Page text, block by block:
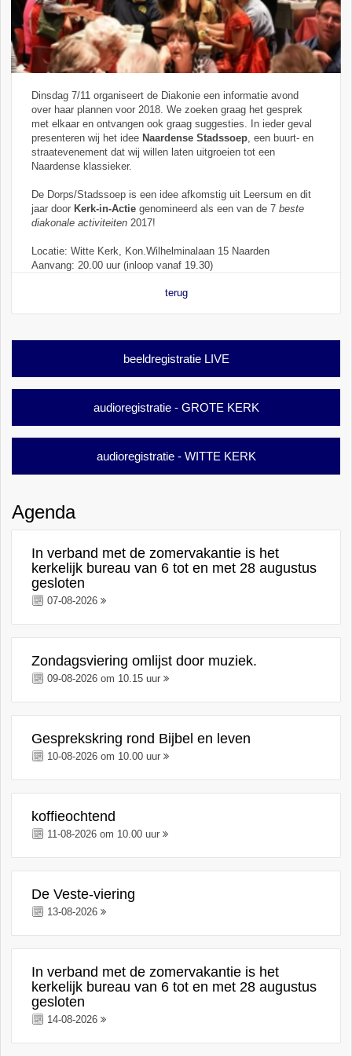
Dinsdag 7/11 organiseert de Diakonie een informatie avond
over haar plannen voor 2018. We zoeken graag het gesprek
met elkaar en ontvangen ook graag suggesties. In ieder geval
presenteren wij het idee Naardense Stadssoep, een buurt- en
straatevenement dat wij willen laten uitgroeien tot een
Naardense klassieker.
De Dorps/Stadssoep is een idee afkomstig uit Leersum en dit
jaar door Kerk-in-Actie genomineerd als een van de 7beste
diakonale activiteiten 2017!
Locatie: Witte Kerk, Kon.Wilhelminalaan 15 Naarden
Aanvang: 20.00 uur (inloop vanaf 19.30)
terug
beeldregistratie LIVE
audioregistratie - GROTE KERK
audioregistratie - WITTE KERK
Agenda
In verband met de zomervakantie is het
kerkelijk bureau van 6 tot en met 28 augustus
gesloten
07-08-2026
Zondagsviering omlijst door muziek.
09-08-2026 om 10.15 uur
Gesprekskring rond Bijbel en leven
10-08-2026 om 10.00 uur
koffieochtend
11-08-2026 om 10.00 uur
De Veste-viering
13-08-2026
In verband met de zomervakantie is het
kerkelijk bureau van 6 tot en met 28 augustus
gesloten
14-08-2026